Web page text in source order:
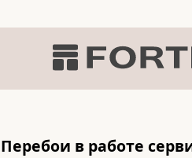
Перебои в работе